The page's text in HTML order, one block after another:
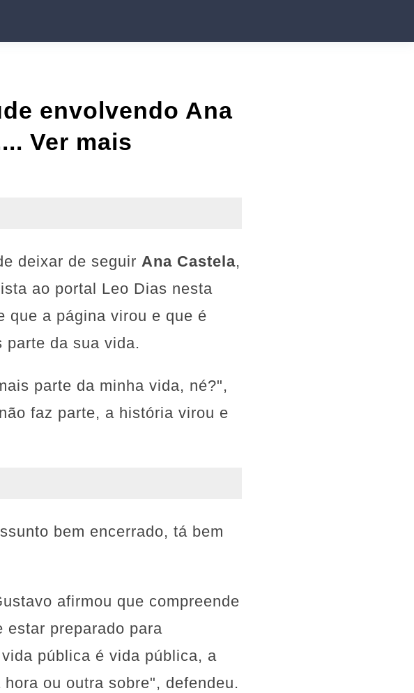
envolvendo Ana
Ver mais
deixar de seguir Ana Castela,
ao portal Leo Dias nesta
que a página virou e que é
parte da sua vida.
parte da minha vida, né?",
faz parte, a história virou e
bem encerrado, tá bem
afirmou que compreende
estar preparado para
pública é vida pública, a
ou outra sobre", defendeu.